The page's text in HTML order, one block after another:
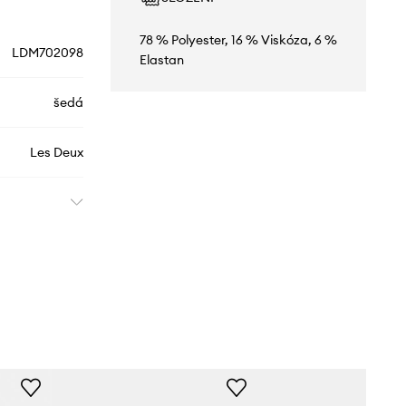
LDM702098
šedá
Les Deux
78 % Polyester, 16 % Viskóza, 6 %
Elastan